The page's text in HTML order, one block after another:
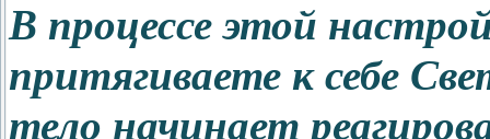
В процессе этой
притягиваете к себе
тело начинает